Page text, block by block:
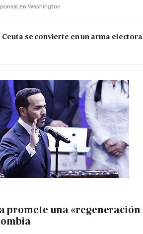
en Washington
Ceuta se convierte en un arma
promete una «regeneración